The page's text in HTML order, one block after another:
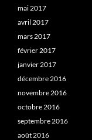
mai 2017
avril 2017
mars 2017
février 2017
janvier 2017
décembre 2016
novembre 2016
octobre 2016
septembre 2016
août 2016